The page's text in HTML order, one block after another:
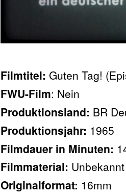
Filmtitel: Guten Tag!
FWU-Film: Nein
Produktionsland: BR
Produktionsjahr: 1965
Filmdauer in Minuten:
Filmmaterial: Unbekannt
Originalformat: 16mm